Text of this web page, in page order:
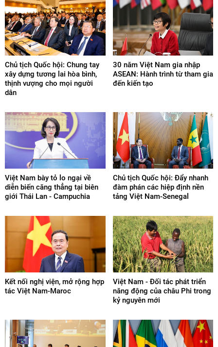
Chủ tịch Quốc hội: Chung tay
xây dựng tương lai hòa bình,
thịnh vượng cho mọi người
dân
30 năm Việt Nam gia nhập
ASEAN: Hành trình từ tham gia
đến kiến tạo
Việt Nam bày tỏ lo ngại về
diễn biến căng thẳng tại biên
giới Thái Lan - Campuchia
Chủ tịch Quốc hội: Đẩy nhanh
đàm phán các hiệp định nền
tảng Việt Nam-Senegal
Kết nối nghị viện, mở rộng hợp
tác Việt Nam-Maroc
Việt Nam - Đối tác phát triển
năng động của châu Phi trong
kỷ nguyên mới